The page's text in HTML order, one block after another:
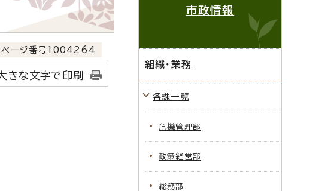
ページ番号1004264
きな文字で印刷
市政情報
組織・業務
各課一覧
危機管理部
政策経営部
総務部